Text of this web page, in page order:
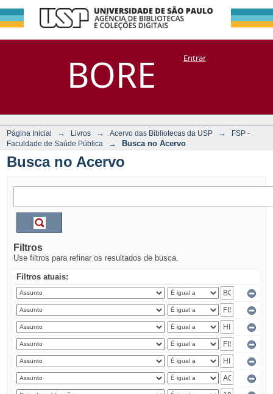
BORE
Busca no Acervo
DSpace/Manakin + CoriscoEntrar
Página Inicial → Livros → Acervo das Bibliotecas da USP →
FSP -
Faculdade de Saúde Pública
→ Busca no Acervo
Busca no Acervo
Filtros
Use filtros para refinar os resultados de busca.
Filtros atuais: